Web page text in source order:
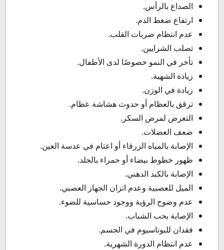
الصداع بالرأس.
ارتفاع ضغط الدم.
عدم انتظام ضربات القلب.
تصلب الشرايين.
تأخر في النمو خصوصًا لدى الأطفال.
زيادة الشهية.
زيادة في الوزن.
ترقق بالعظام أو حدوث هشاشة عظام.
التعرض لمرض السكر.
ضعف العضلات.
الإصابة بالمياه الزرقاء أو اعتام في عدسة العين.
ظهور خطوط بيضاء أو حمراء بالجلد.
الإصابة بالكبد الدهني.
الميل للعصبية وعدم اتزان الجهاز العصبي.
عدم وضوح الرؤية ووجود حساسية للضوء.
الإصابة بحب الشباب.
فقدان للبوتاسيوم في الجسم.
عدم انتظام الدورة الشهرية.